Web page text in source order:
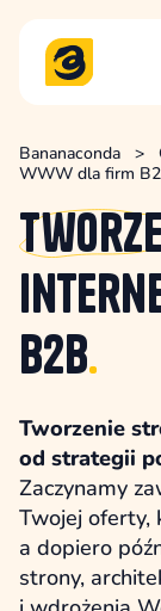
Bananaconda >
WWW dla firm
B2B.
Tworzenie
od strategii
Zaczynamy
Twojej oferty,
a dopiero
strony,